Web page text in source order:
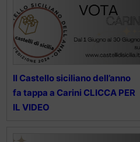
Il Castello siciliano dell’anno
fa tappa a Carini CLICCA PER
IL VIDEO